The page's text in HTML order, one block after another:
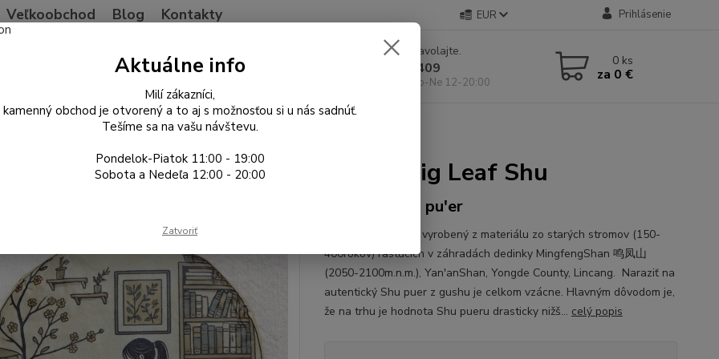
Veľkoobchod Blog Kontakty EUR Prihlásenie
Hľadať
Neviete si rady? Zavolajte.
+421 904 546 409
Po-Pia 11-19:00, So-Ne 12-20:00
0 ks
za 0 €
Pu'er Shu a iný ferment 2024 Her Study: MingfengShan old tree Big Leaf Shu
Her Study: MingfengShan old tree Big Leaf Shu
Old Tree Shu pu'er
Tento Shu pu'er je vyrobený z materiálu zo starých stromov (150-
400rokov) rastúcich v záhradách dedinky MingfengShan 鸣凤山
(2050-2100m.n.m.), Yan'anShan, Yongde County, Lincang. Naraziť na
autentický Shu puer z gushu je celkom vzácne. Hlavným dôvodom je,
že na trhu je hodnota Shu pueru drasticky nižš... celý popis
Aktuálne info
Milí zákazníci,
kamenný obchod je otvorený a to aj s možnosťou si u nás sadnúť.
Tešíme sa na vašu návštevu.
Pondelok-Piatok 11:00 - 19:00
Sobota a Nedeľa 12:00 - 20:00
Zatvoriť